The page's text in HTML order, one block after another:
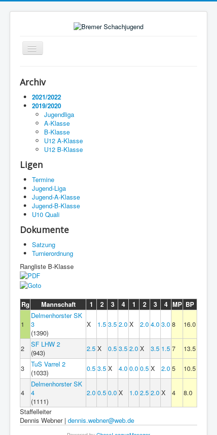
Navigation
an/aus
Termine
Impressum
Archiv
2021/2022
2019/2020
Jugendliga
A-Klasse
B-Klasse
U12 A-Klasse
U12 B-Klasse
Ligen
Termine
Jugend-Liga
Jugend-A-Klasse
Jugend-B-Klasse
U10 Quali
Dokumente
Satzung
Turnierordnung
Rangliste B-Klasse
Rg Mannschaft 1 2 3 4 1 2 3 4 MP BP
1
Delmenhorster SK
3
(1390)
X 1.5 3.5 2.0 X 2.0 4.0 3.0 8 16.0
2
SF LHW 2
(943)
2.5 X 0.5 3.5 2.0 X 3.5 1.5 7 13.5
3
TuS Varrel 2
(1033)
0.5 3.5 X 4.0 0.0 0.5 X 2.0 5 10.5
4
Delmenhorster SK
4
(1111)
2.0 0.5 0.0 X 1.0 2.5 2.0 X 4 8.0
Staffelleiter
Dennis Webner | dennis.webner@web.de